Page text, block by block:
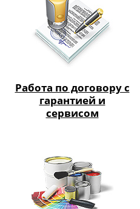
Собственные
материалы